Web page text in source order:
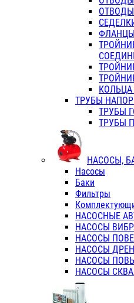
ТРУБЫ
ТРУБЫ
ТРУБЫ
НАСОСЫ,
Насосы
Баки
Фильтры
НАСОСНЫЕ
НАСОСЫ
НАСОСЫ
НАСОСЫ
НАСОСЫ
НАСОСЫ